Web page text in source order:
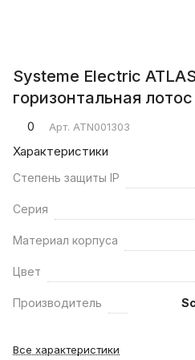
Systeme Electric
горизонтальная лотос
0 Арт. ATN001303
Характеристики
Степень защиты IP
Серия
Материал корпуса
Цвет
Производитель
Все характеристики